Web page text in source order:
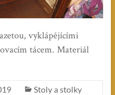
vyklápějícími
tácem. Materiál
Stoly a stolky